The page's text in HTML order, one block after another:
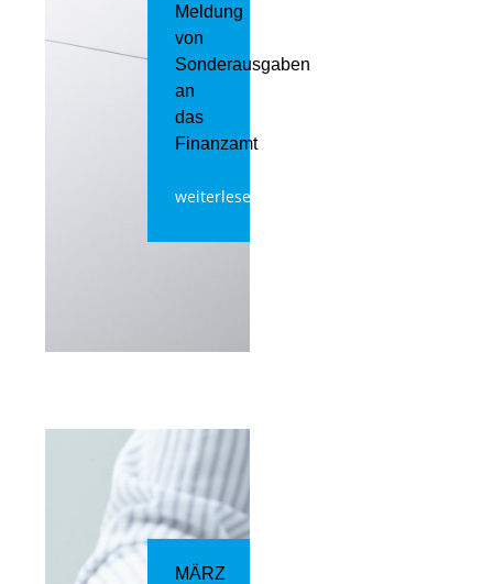
Meldung
von
Sonderausgaben
an
das
Finanzamt
weiterlesen
MÄRZ